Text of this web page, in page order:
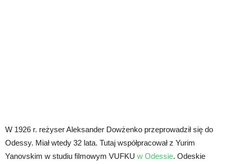
W 1926 r. reżyser Aleksander Dowżenko przeprowadził się do
Odessy. Miał wtedy 32 lata. Tutaj współpracował z Yurim
Yanovskim w studiu filmowym VUFKU w Odessie. Odeskie